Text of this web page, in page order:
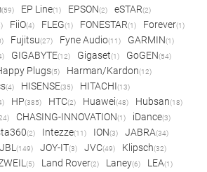
(59) EP Line(1) EPSON(2) eSTAR(2)
FiiO(4) FLEG(1) FONESTAR(1) Forever(1)
Fujitsu(27) Fyne Audio(11) GARMIN(1)
GIGABYTE(12) Gigaset(1) GoGEN(54)
Plugs(5) Harman/Kardon(12)
(4) HISENSE(35) HITACHI(13)
HP(385) HTC(2) Huawei(48) Hubsan(18)
CHASING-INNOVATION(1) iDance(3)
(2) Intezze(11) ION(3) JABRA(34)
JBL (149) JOY-IT(3) JVC(49) Klipsch(32)
(5) Land Rover(2) Laney(6) LEA(1)